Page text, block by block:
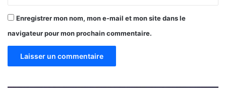
Enregistrer mon nom, mon e-mail et mon site dans le
navigateur pour mon prochain commentaire.